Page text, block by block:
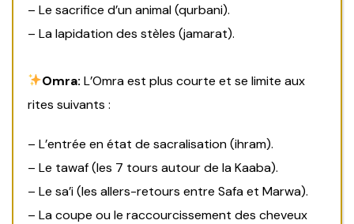
– Le sacrifice d’un animal (qurbani).
– La lapidation des stèles (jamarat).
Omra: L’Omra est plus courte et se limite aux
rites suivants :
– L’entrée en état de sacralisation (ihram).
– Le tawaf (les 7 tours autour de la Kaaba).
– Le sa’i (les allers-retours entre Safa et Marwa).
– La coupe ou le raccourcissement des cheveux